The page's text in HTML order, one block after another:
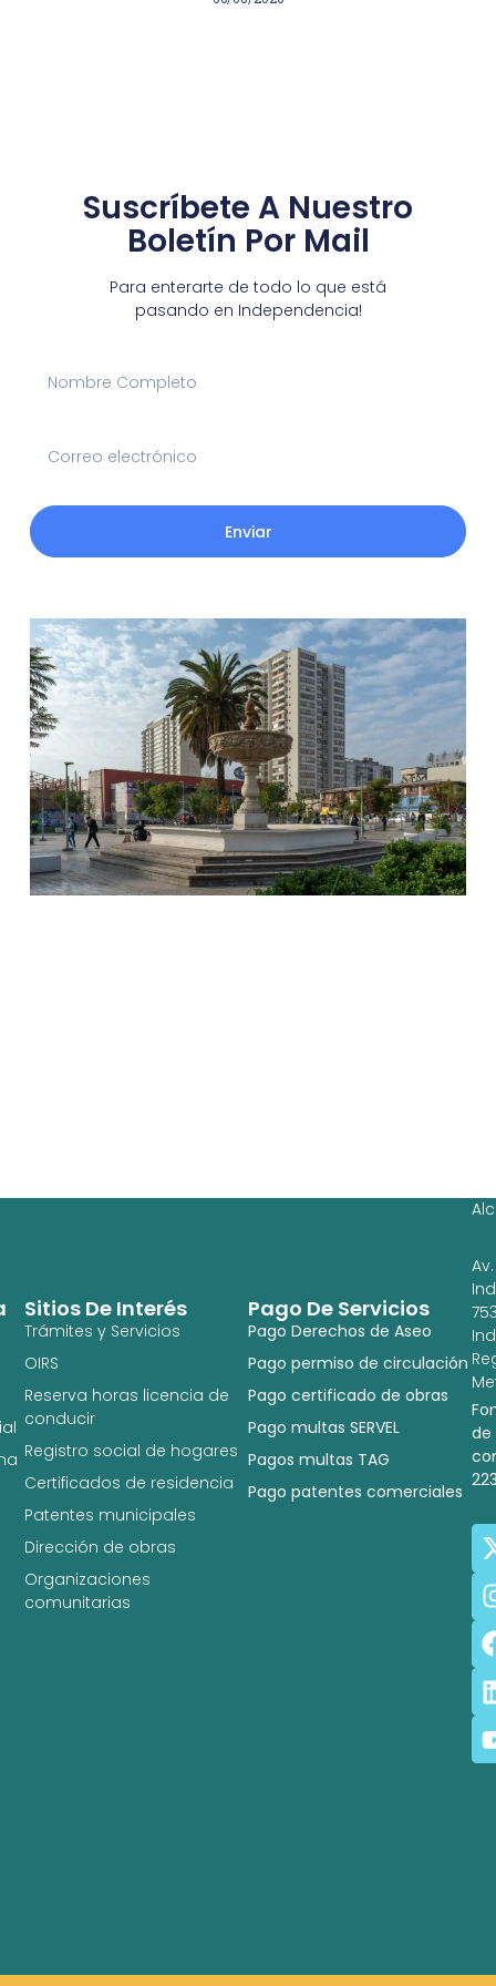
Suscríbete A Nuestro
Boletín Por Mail
Para enterarte de todo lo que está
pasando en Independencia!
Enviar
Pago De Servicios
Pago Derechos de Aseo
Pago permiso de circulación
Pago certificado de obras
Pago multas SERVEL
Pagos multas TAG
Pago patentes comerciales
Sitios De Interés
Trámites y Servicios
OIRS
Reserva horas licencia de
conducir
Registro social de hogares
Certificados de residencia
Patentes municipales
Dirección de obras
Organizaciones
comunitarias
Av.
de